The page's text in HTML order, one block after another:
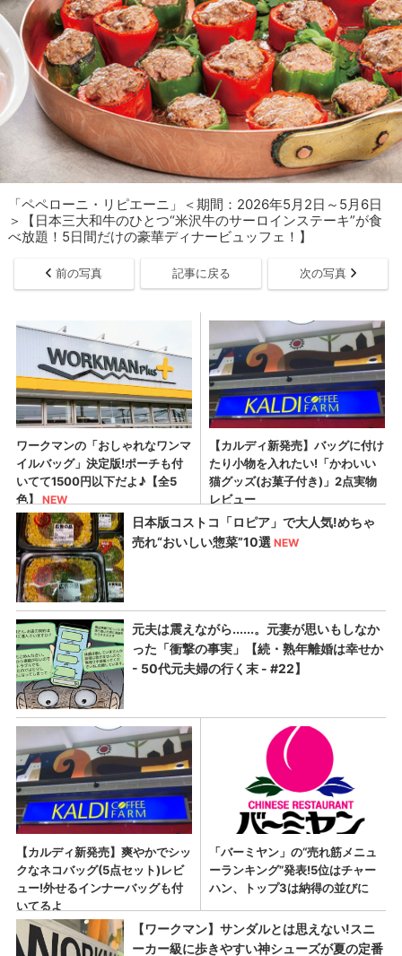
「ペペローニ・リピエーニ」＜期間：2026年5月2日～5月6日
＞【日本三大和牛のひとつ“米沢牛のサーロインステーキ”が食
べ放題！5日間だけの豪華ディナービュッフェ！】
前の写真 記事に戻る 次の写真